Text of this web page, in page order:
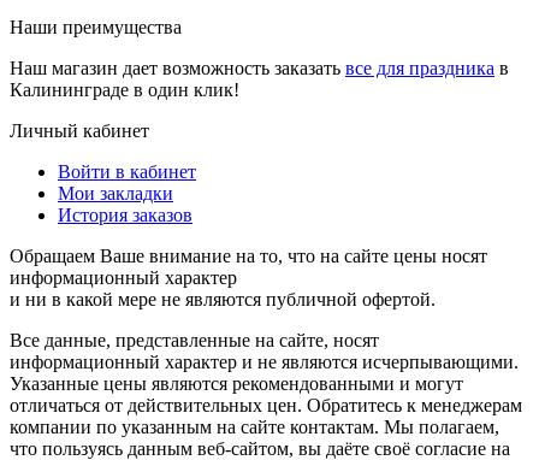
Наши преимущества
Наш магазин дает возможность заказать все для праздника в
Калининграде в один клик!
Личный кабинет
Войти в кабинет
Мои закладки
История заказов
Обращаем Ваше внимание на то, что на сайте цены носят
информационный характер
и ни в какой мере не являются публичной офертой.
Все данные, представленные на сайте, носят
информационный характер и не являются исчерпывающими.
Указанные цены являются рекомендованными и могут
отличаться от действительных цен. Обратитесь к менеджерам
компании по указанным на сайте контактам. Мы полагаем,
что пользуясь данным веб-сайтом, вы даёте своё согласие на